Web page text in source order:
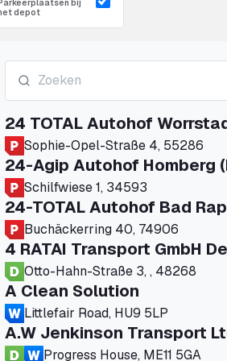
bij
depot
24 TOTAL Autohof
Sophie-Opel-Straße 4, 55286
24-Agip Autohof Homberg
Schilfwiese 1, 34593
24-TOTAL Autohof Bad
Buchäckerring 40, 74906
4 RATAI Transport GmbH
Otto-Hahn-Straße 3, , 48268
A Clean Solution
Littlefair Road, HU9 5LP
A.W Jenkinson Transport
Progress House, ME11 5GA